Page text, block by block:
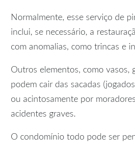
Normalmente, esse serviço de
inclui, se necessário, a
com anomalias, como trincas e
Outros elementos, como vasos,
podem cair das sacadas
ou acintosamente por
acidentes graves.
O condomínio todo pode ser